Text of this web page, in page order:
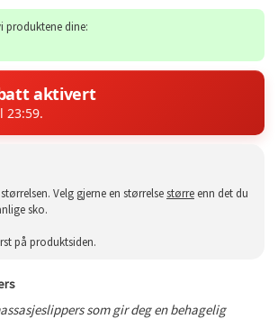
produktene dine:
aktivert
23:59.
Velg gjerne en størrelsestørre enn det du
sko.
på produktsiden.
som gir deg en behagelig